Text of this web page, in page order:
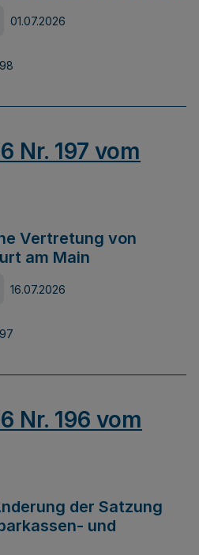
01.07.2026
Nr. 197 vom
Vertretung von
am Main
16.07.2026
Nr. 196 vom
der Satzung
und